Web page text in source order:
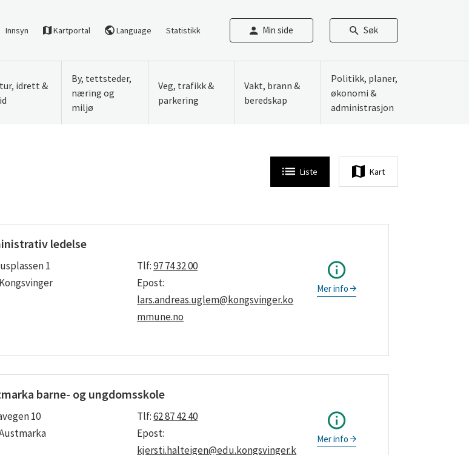
Innsyn Kartportal Language Statistikk Min side Søk
idrett &
By, tettsteder,
næring og
miljø
Veg, trafikk &
parkering
Vakt, brann &
beredskap
Politikk, planer,
økonomi &
administrasjon
Liste Kart
ledelse
1
Tlf:97 74 32 00
Epost:
lars.andreas.uglem@kongsvinger.ko
mmune.no
Mer info
barne- og ungdomsskole
10
Tlf:62 87 42 40
Epost:
kjersti.halteigen@edu.kongsvinger.k
Mer info